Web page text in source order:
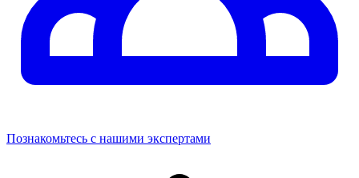
Познакомьтесь с нашими экспертами